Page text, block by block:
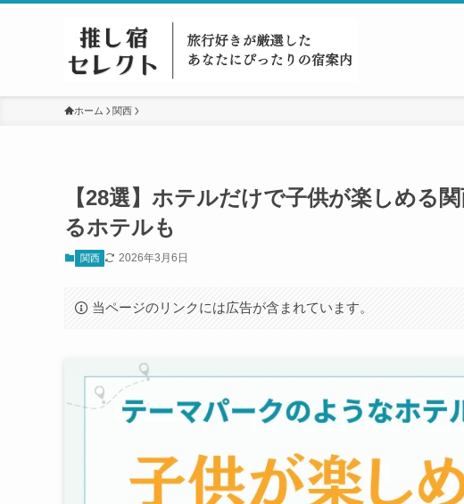
ホーム 関西
【28選】ホテルだけで子供が楽しめる
るホテルも
関西 2026年3月6日
当ページのリンクには広告が含まれています。